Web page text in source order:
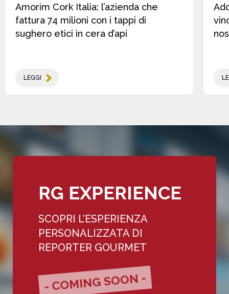
Amorim Cork Italia: l’azienda che
fattura 74 milioni con i tappi di
sughero etici in cera d’api
LEGGI
RG EXPERIENCE
SCOPRI L’ESPERIENZA
PERSONALIZZATA DI
REPORTER GOURMET
- COMING SOON -